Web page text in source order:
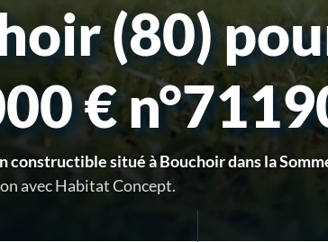
(80)
€
constructible situé à Bouchoir dans la
avec Habitat Concept.